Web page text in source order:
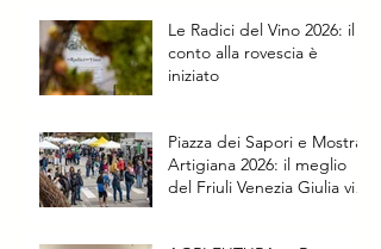
Le Radici del Vino 2026: il
conto alla rovescia è
iniziato
Piazza dei Sapori e Mostra
Artigiana 2026: il meglio
del Friuli Venezia Giulia vi